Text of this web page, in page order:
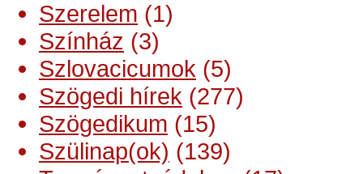
Szerelem (1)
Színház (3)
Szlovacicumok (5)
Szögedi hírek (277)
Szögedikum (15)
Szülinap(ok) (139)